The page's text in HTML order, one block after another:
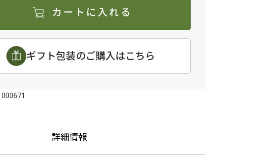
カートに入れる
ギフト包装のご購入はこちら
000671
詳細情報